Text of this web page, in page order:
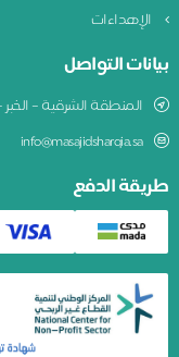
الإهداءات
بيانات التواصل
المنطقة الشرقية – الخبر
info@masajidsharqia.sa
طريقة الدفع